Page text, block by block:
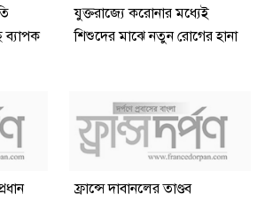
ব্যাপক
যুক্তরাজ্যে করোনার মধ্যেই
শিশুদের মাঝে নতুন রোগের হানা
ফ্রান্সে দাবানলের তাণ্ডব